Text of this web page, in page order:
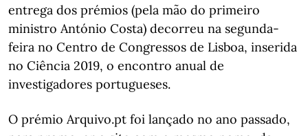
entrega dos prémios (pela mão do primeiro
ministro António Costa) decorreu na segunda-
feira no Centro de Congressos de Lisboa, inserida
no Ciência 2019, o encontro anual de
investigadores portugueses.
O prémio Arquivo.pt foi lançado no ano passado,